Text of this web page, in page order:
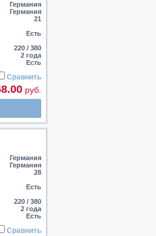
Германия
Германия
21
Есть
220 / 380
2 года
Есть
Сравнить
руб.
Германия
Германия
28
Есть
220 / 380
2 года
Есть
Сравнить